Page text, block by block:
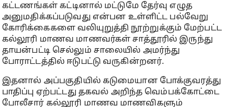
கட்டணங்கள் கட்டினால் மட்டுமே தேர்வு எழுத
அனுமதிக்கப்படுவது என்பன உள்ளிட்ட பல்வேறு
கோரிக்கைகளை வலியுறுத்தி நூற்றுக்கும் மேற்பட்ட
கல்லூரி மாணவ மாணவர்கள் சாத்தூரில் இருந்து
தாயன்பட்டி செல்லும் சாலையில் அமர்ந்து
போராட்டத்தில் ஈடுபட்டு வருகின்றனர்.
இதனால் அப்பகுதியில் கடுமையான போக்குவரத்து
பாதிப்பு ஏற்பட்டது தகவல் அறிந்த வெம்பக்கோட்டை
போலீசார் கல்லூரி மாணவ மாணவிகளும்